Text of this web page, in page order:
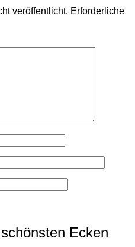
veröffentlicht. Erforderliche
Ecken